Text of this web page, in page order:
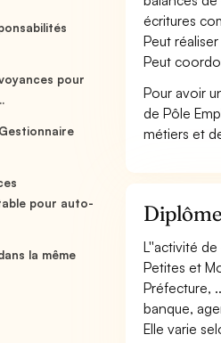
pour
pour auto-
la même
écritures
Peut
Peut
Pour avoir
de Pôle
métiers et
L''activité
Petites et
Préfecture,
banque,
Elle varie